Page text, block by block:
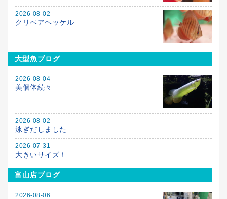
2026-08-02
クリペアヘッケル
大型魚ブログ
2026-08-04
美個体続々
2026-08-02
泳ぎだしました
2026-07-31
大きいサイズ！
富山店ブログ
2026-08-06